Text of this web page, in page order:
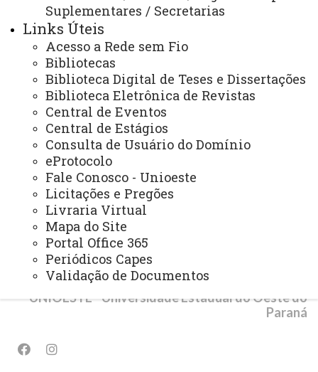
Suplementares / Secretarias
Links Úteis
Acesso a Rede sem Fio
Bibliotecas
Biblioteca Digital de Teses e Dissertações
Biblioteca Eletrônica de Revistas
Central de Eventos
Central de Estágios
Consulta de Usuário do Domínio
eProtocolo
Fale Conosco - Unioeste
Licitações e Pregões
Livraria Virtual
Mapa do Site
Portal Office 365
Periódicos Capes
Validação de Documentos
NUTE - Núcleo de Telemedicina
Núcleos Complementares
PROGRAMAS INSTITUCIONAIS
PEL - Programa de Ensino de Línguas
PEE - Educação Especial
PIBID - Bolsas de Iniciação à Docência
PEIEX - Programa de Qualificação para Exportação
© 2026 Todos os direitos reservados.
UNIOESTE - Universidade Estadual do Oeste do
Paraná